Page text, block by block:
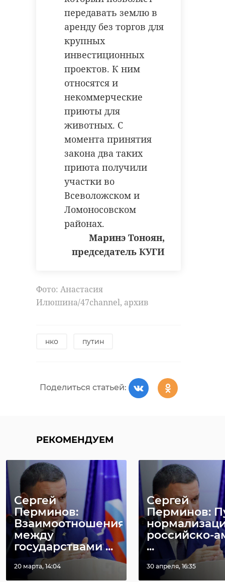
передавать землю в
аренду без торгов для
крупных
инвестиционных
проектов. К ним
относятся и
некоммерческие
приюты для
животных. С
момента принятия
закона два таких
приюта получили
участки во
Всеволожском и
Ломоносовском
районах.
Маринэ Тоноян,
председатель КУГИ
Фото: Анастасия
Илюшина/47channel, архив
нко путин
Поделиться статьей:
РЕКОМЕНДУЕМ
Сергей
Перминов:
Взаимоотношения
между
государствами ...
20 марта, 14:04
Сергей
Перминов:
российско-
...
30 апреля, 16:35